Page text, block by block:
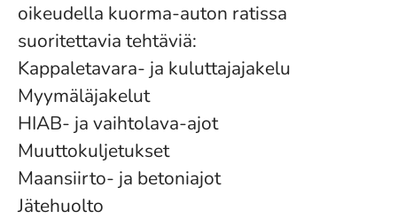
oikeudella kuorma-auton ratissa
suoritettavia tehtäviä:
Kappaletavara- ja kuluttajajakelu
Myymäläjakelut
HIAB- ja vaihtolava-ajot
Muuttokuljetukset
Maansiirto- ja betoniajot
Jätehuolto